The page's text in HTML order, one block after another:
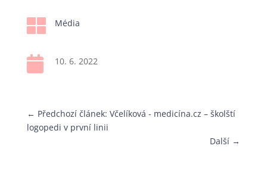
 Média
 10. 6. 2022
← Předchozí článek: Včelíková - medicína.cz – školští
logopedi v první linii
Další →